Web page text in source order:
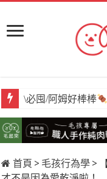
\必囤/阿姆好棒棒
首頁 > 毛孩行為學 >